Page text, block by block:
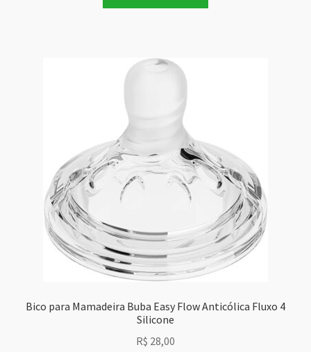
Bico para Mamadeira Buba Easy Flow Anticólica Fluxo 4
Silicone
R$ 28,00